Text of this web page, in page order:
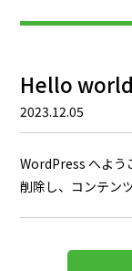
Hello
2023.12.05
WordPress へよう
削除し、コンテン